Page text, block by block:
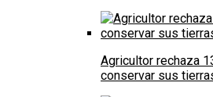
Agricultor rechaza
conservar sus